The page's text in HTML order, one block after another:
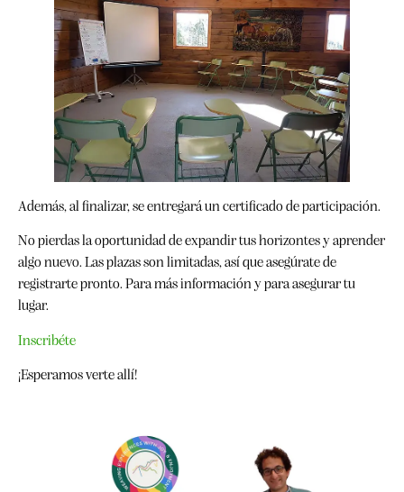
Además, al finalizar, se entregará un certificado de participación.
No pierdas la oportunidad de expandir tus horizontes y aprender
algo nuevo. Las plazas son limitadas, así que asegúrate de
registrarte pronto. Para más información y para asegurar tu
lugar.
Inscribéte
¡Esperamos verte allí!